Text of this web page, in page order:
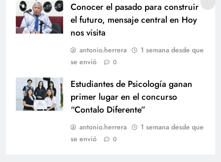
Conocer el pasado para construir
el futuro, mensaje central en Hoy
nos visita
antonio.herrera
1 semana desde que
se envió
0
Estudiantes de Psicología ganan
primer lugar en el concurso
“Contalo Diferente”
antonio.herrera
1 semana desde que
se envió
0